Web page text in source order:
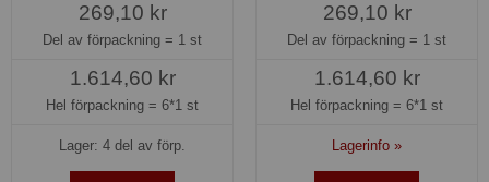
269,10 kr
Del av förpackning = 1 st
1.614,60 kr
Hel förpackning = 6*1 st
Lager: 4 del av förp.
269,10 kr
Del av förpackning = 1 st
1.614,60 kr
Hel förpackning = 6*1 st
Lagerinfo »